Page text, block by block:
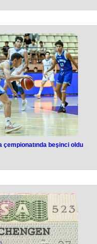
edildi
və bir sıra digər ölkələrin
müzakirə edilib.
istinadən məlumat
sülh planına Ukraynanın ərazi
atəşkəs, BMT-nin
və əsirlərin dəyişdirilməsi
daxildir.
hazırlanmasında Səudiyyə
iştirak etdiyini açıqlamayıb.
gedişi barədə Rusiyanı
avqustun 5- də başlayıb.
Rusiya görüşə dəvət edilməsə
məlumat veriləcək.
beşinci oldu
çempionatının "C" divizionunda
sonuncu oyununa çıxan yığma
ilə qarşılaşıb və rəqibinə
gəlib.
Monako və Cənubi Kipr
çempionatında beşinci oldu